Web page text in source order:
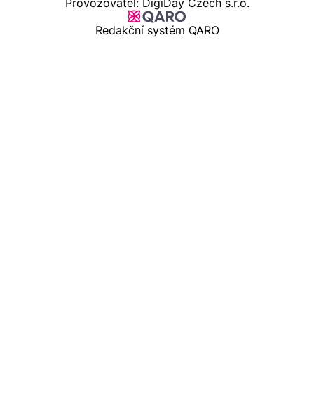
Provozovatel: DigiDay Czech s.r.o.
Redakční systém QARO